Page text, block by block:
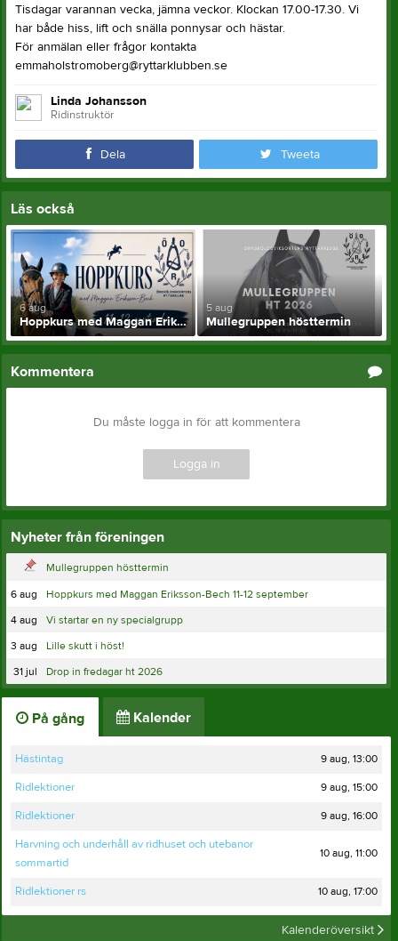
Tisdagar varannan vecka, jämna veckor. Klockan 17.00-17.30. Vi
har både hiss, lift och snälla ponnysar och hästar.
För anmälan eller frågor kontakta
emmaholstromoberg@ryttarklubben.se
Linda Johansson
Ridinstruktör
Dela Tweeta
Läs också
6 aug
Hoppkurs med Maggan Eriksson-Bech 11-12 september
5 aug
Mullegruppen hösttermin
Kommentera
Du måste logga in för att kommentera
Logga in
Nyheter från föreningen
Mullegruppen hösttermin
6 aug
Hoppkurs med Maggan Eriksson-Bech 11-12 september
4 aug
Vi startar en ny specialgrupp
3 aug
Lille skutt i höst!
31 jul
Drop in fredagar ht 2026
På gång Kalender
Hästintag 9 aug, 13:00
Ridlektioner 9 aug, 15:00
Ridlektioner
9 aug, 16:00
Harvning och underhåll av ridhuset och utebanor
sommartid
10 aug, 11:00
Ridlektioner rs 10 aug, 17:00
Kalenderöversikt